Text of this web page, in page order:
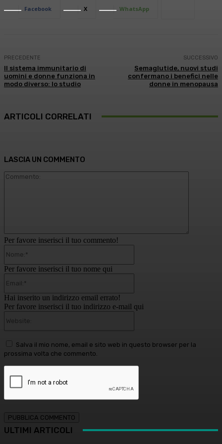
Facebook X WhatsApp
PRECEDENTE
Il sistema immunitario di
uomini e donne funziona in
modo diverso: lo studio
SUCCESSIVO
Semaglutide, nuovi studi
confermano i benefici nelle
donne in menopausa
ARTICOLI CORRELATI
LASCIA UN COMMENTO
Per favore inserisci il tuo commento!
Per favore inserisci il tuo nome qui
Hai inserito un indirizzo email errato!
Per favore inserisci il tuo indirizzo e-mail qui
Salva il mio nome, email e sito web in questo browser per la
prossima volta che commento.
ULTIMI ARTICOLI